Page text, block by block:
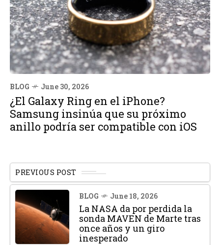
BLOG June 30, 2026
¿El Galaxy Ring en el iPhone?
Samsung insinúa que su próximo
anillo podría ser compatible con iOS
PREVIOUS POST
BLOG June 18, 2026
La NASA da por perdida la
sonda MAVEN de Marte tras
once años y un giro
inesperado